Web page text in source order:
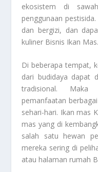
ekosistem di
penggunaan
dan bergizi, dan
kuliner Bisnis Ikan Mas.
Di beberapa tempat,
dari budidaya dapat
tradisional. Maka
pemanfaatan
sehari-hari. Ikan mas
mas yang di
salah satu hewan
mereka sering di
atau halaman rumah